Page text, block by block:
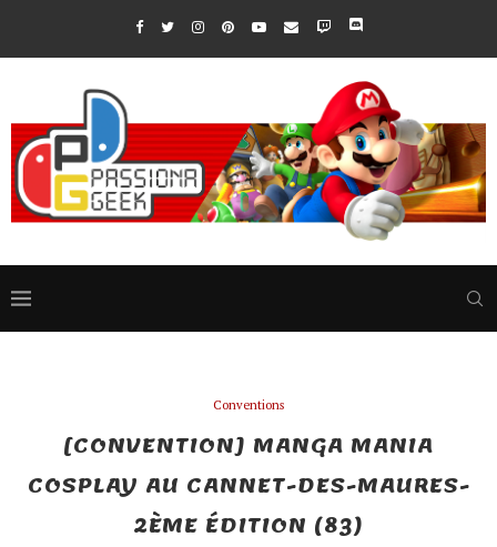
Conventions
[CONVENTION] MANGA MANIA
COSPLAY AU CANNET-DES-MAURES-
2ÈME ÉDITION (83)